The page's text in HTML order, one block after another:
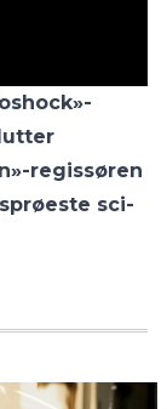
regissøren
sci-